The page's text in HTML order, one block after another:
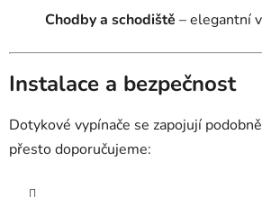
Chodby a schodiště – elegantní
Instalace a bezpečnost
Dotykové vypínače se zapojují
přesto doporučujeme: